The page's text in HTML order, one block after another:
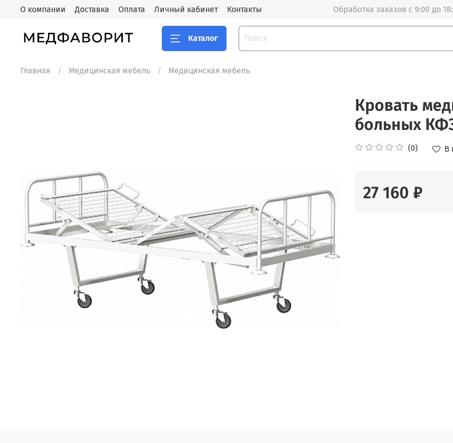
О компании Доставка Оплата Личный кабинет Контакты Обработка заказов с 9:00 до
Каталог
Главная Медицинская мебель Медицинская мебель
Кровать
больных
(0) В
27 160 ₽